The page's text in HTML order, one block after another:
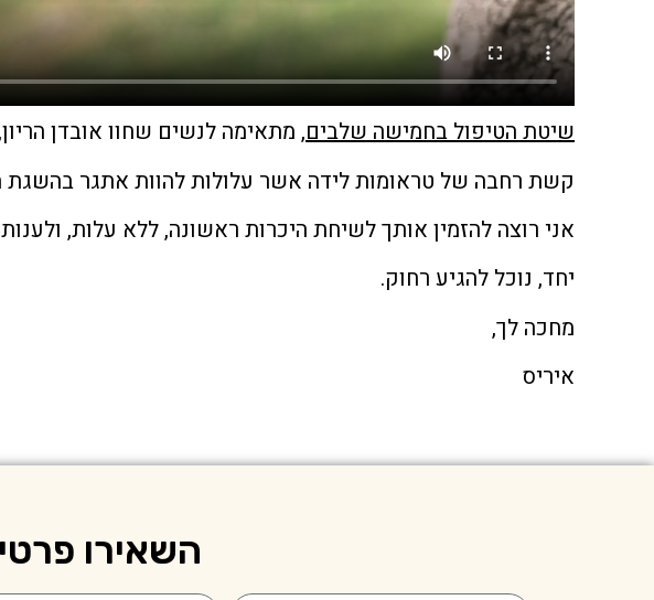
שיטת הטיפול בחמישה שלבים, מתאימה לנשים שחוו אובדן
קשת רחבה של טראומות לידה אשר עלולות להוות אתגר בהשגת
אני רוצה להזמין אותך לשיחת היכרות ראשונה, ללא עלות,
יחד, נוכל להגיע רחוק.
מחכה לך,
איריס
השאירו